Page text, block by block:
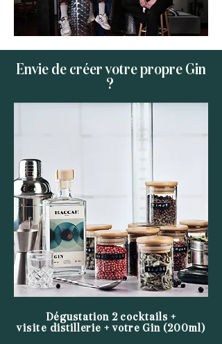
Envie de créer votre propre Gin
?
Dégustation 2 cocktails +
visite distillerie + votre Gin (200ml)